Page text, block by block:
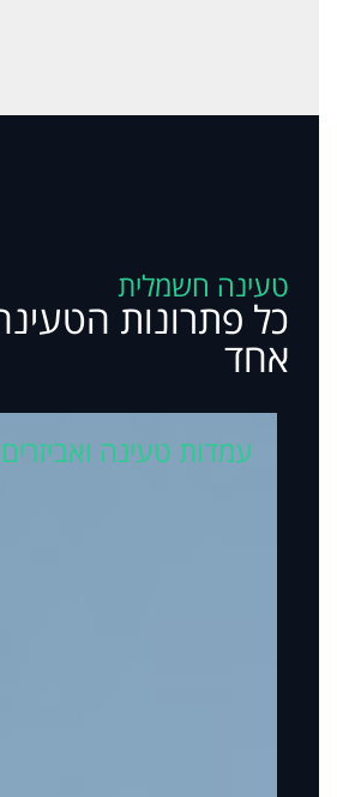
טעינה חשמלית
כל פתרונות
אחד
עמדות טעינה ואביזרים